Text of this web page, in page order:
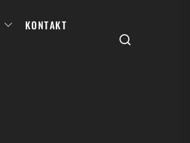
KONTAKT
Search